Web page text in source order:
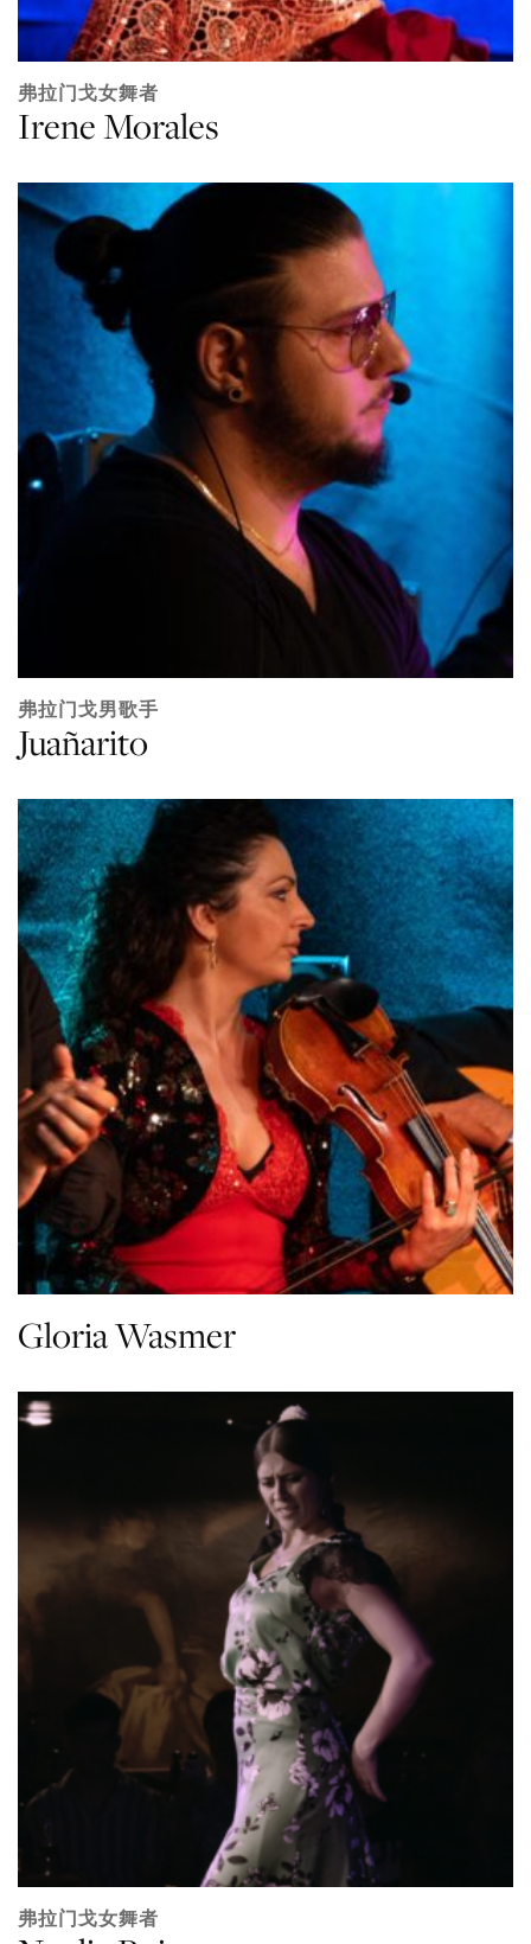
弗拉门戈女舞者
Irene Morales
弗拉门戈男歌手
Juañarito
Gloria Wasmer
弗拉门戈女舞者